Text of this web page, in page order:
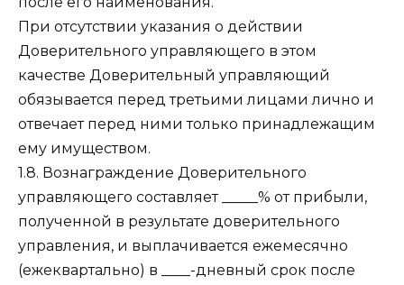
При отсутствии указания о действии
Доверительного управляющего в этом
качестве Доверительный управляющий
обязывается перед третьими лицами лично и
отвечает перед ними только принадлежащим
ему имуществом.
1.8. Вознаграждение Доверительного
управляющего составляет _____% от прибыли,
полученной в результате доверительного
управления, и выплачивается ежемесячно
(ежеквартально) в ____-дневный срок после